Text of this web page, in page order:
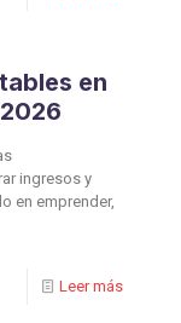
en
ingresos y
en emprender,
Leer más